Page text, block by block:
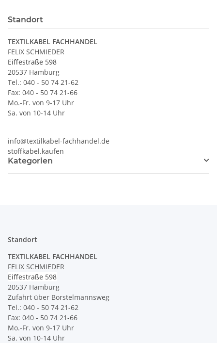
Standort
TEXTILKABEL FACHHANDEL
FELIX SCHMIEDER
Eiffestraße 598
20537 Hamburg
Tel.: 040 - 50 74 21-62
Fax: 040 - 50 74 21-66
Mo.-Fr. von 9-17 Uhr
Sa. von 10-14 Uhr
info@textilkabel-fachhandel.de
stoffkabel.kaufen
Kategorien
Standort
TEXTILKABEL FACHHANDEL
FELIX SCHMIEDER
Eiffestraße 598
20537 Hamburg
Zufahrt über Borstelmannsweg
Tel.: 040 - 50 74 21-62
Fax: 040 - 50 74 21-66
Mo.-Fr. von 9-17 Uhr
Sa. von 10-14 Uhr